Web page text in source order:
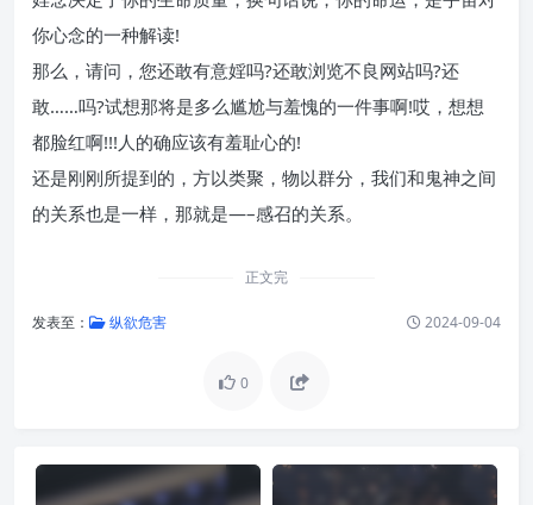
你心念的一种解读!
那么，请问，您还敢有意婬吗?还敢浏览不良网站吗?还
敢……吗?试想那将是多么尴尬与羞愧的一件事啊!哎，想想
都脸红啊!!!人的确应该有羞耻心的!
还是刚刚所提到的，方以类聚，物以群分，我们和鬼神之间
的关系也是一样，那就是—–感召的关系。
正文完
发表至： 纵欲危害 2024-09-04
0